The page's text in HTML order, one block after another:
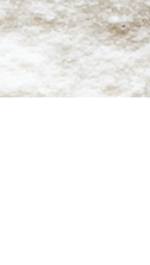
für die
Körner
für die